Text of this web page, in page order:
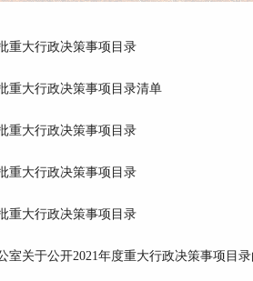
重大行政决策事项目录
重大行政决策事项目录清单
重大行政决策事项目录
重大行政决策事项目录
重大行政决策事项目录
室关于公开2021年度重大行政决策事项目